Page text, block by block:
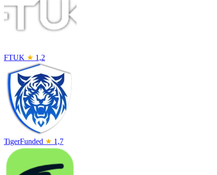
FTUK ★ 1,2
TigerFunded ★ 1,7